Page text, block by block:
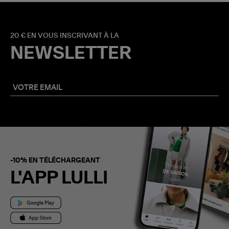
20 € EN VOUS INSCRIVANT À LA
NEWSLETTER
-10% EN TÉLÉCHARGEANT
L'APP LULLI